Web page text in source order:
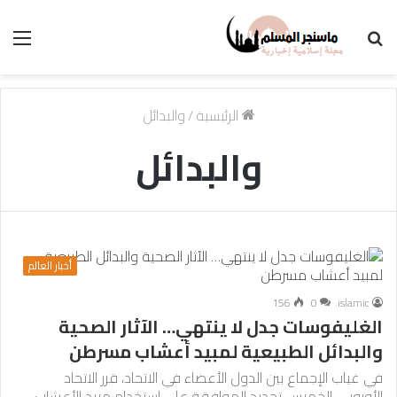
الرئيسية/والبدائل
والبدائل
أخبار العالم
islamic
0
156
الغليفوسات جدل لا ينتهي… الآثار الصحية
والبدائل الطبيعية لمبيد أعشاب مسرطن
في غياب الإجماع بين الدول الأعضاء في الاتحاد، قرر الاتحاد